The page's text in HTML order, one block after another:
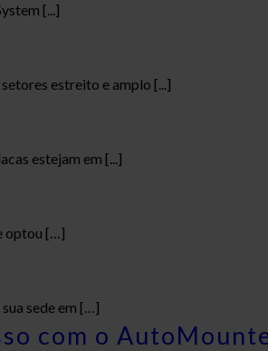
[...]
estreito e amplo [...]
estejam em [...]
optou […]
sede em […]
com o